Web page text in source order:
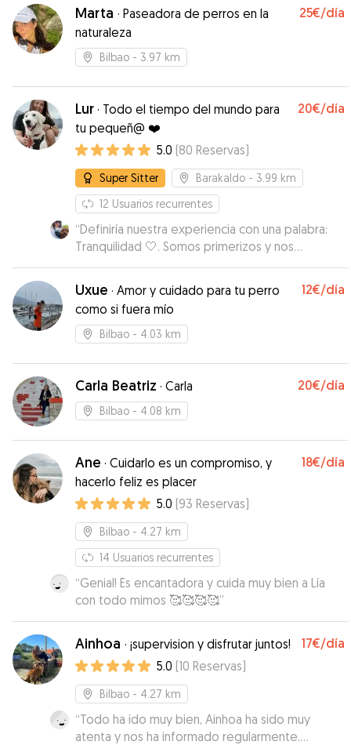
Marta · Paseadora de perros en la
naturaleza
25€/día
Bilbao - 3.97 km
Lur · Todo el tiempo del mundo para
tu pequeñ@ ❤️
20€/día
5.0 (80 Reservas)
Super Sitter Barakaldo - 3.99 km
12 Usuarios recurrentes
“Definiría nuestra experiencia con una palabra:
Tranquilidad 🤍. Somos primerizos y nos
agobiaba mucho el tema, pero hemos tenido
demasiada suerte…! Dobby ha estado en las
mejores manos, lleno de mimos y con una familia
que sabe lo que hace y además lo hace con
gusto y cariño. Nos han llegado fotos y videos
estado como en casa. Sin duda volveremos a
repetir. Eskerrik asko bihotzez bikote.
Uxue · Amor y cuidado para tu perro
como si fuera mío
12€/día
Bilbao - 4.03 km
Carla Beatriz · Carla 20€/día
Bilbao - 4.08 km
Ane · Cuidarlo es un compromiso, y
hacerlo feliz es placer
18€/día
5.0 (93 Reservas)
Bilbao - 4.27 km
14 Usuarios recurrentes
“Genial! Es encantadora y cuida muy bien a Lía
con todo mimos 🥰🥰🥰🥰”
Ainhoa · ¡supervision y disfrutar juntos! 17€/día
5.0 (10 Reservas)
Bilbao - 4.27 km
“Todo ha ido muy bien, Ainhoa ha sido muy
atenta y nos ha informado regularmente.